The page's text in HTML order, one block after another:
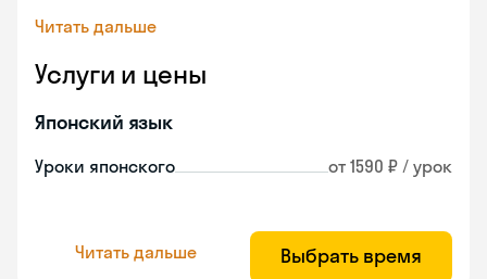
Читать дальше
Услуги и цены
Японский язык
Уроки японского от 1590 ₽ / урок
Читать дальше Выбрать время